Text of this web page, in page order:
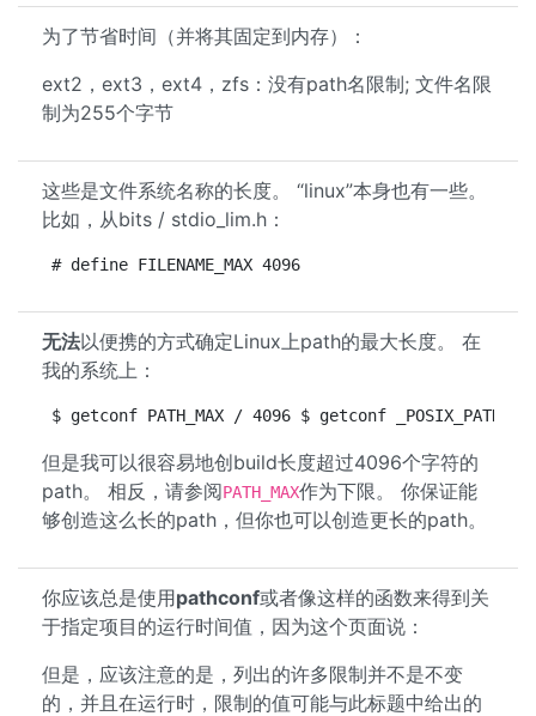
为了节省时间（并将其固定到内存）：
ext2，ext3，ext4，zfs：没有path名限制; 文件名限
制为255个字节
这些是文件系统名称的长度。 “linux”本身也有一些。
比如，从bits / stdio_lim.h：
# define FILENAME_MAX 4096
无法以便携的方式确定Linux上path的最大长度。 在
我的系统上：
$ getconf PATH_MAX / 4096 $ getconf
但是我可以很容易地创build长度超过4096个字符的
path。 相反，请参阅PATH_MAX作为下限。 你保证能
够创造这么长的path，但你也可以创造更长的path。
你应该总是使用pathconf或者像这样的函数来得到关
于指定项目的运行时间值，因为这个页面说：
但是，应该注意的是，列出的许多限制并不是不变
的，并且在运行时，限制的值可能与此标题中给出的